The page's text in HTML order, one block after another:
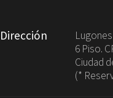
Dirección
6 Piso.
Ciudad
(*